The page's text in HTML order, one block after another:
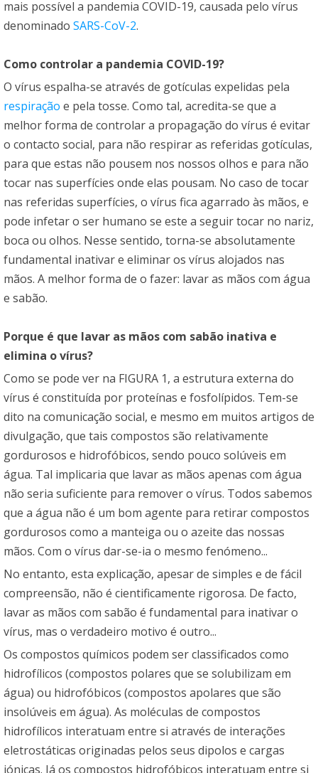
mais possível a pandemia COVID-19, causada pelo vírus
denominado SARS-CoV-2.
Como controlar a pandemia COVID-19?
O vírus espalha-se através de gotículas expelidas pela
respiração e pela tosse. Como tal, acredita-se que a
melhor forma de controlar a propagação do vírus é evitar
o contacto social, para não respirar as referidas gotículas,
para que estas não pousem nos nossos olhos e para não
tocar nas superfícies onde elas pousam. No caso de tocar
nas referidas superfícies, o vírus fica agarrado às mãos, e
pode infetar o ser humano se este a seguir tocar no nariz,
boca ou olhos. Nesse sentido, torna-se absolutamente
fundamental inativar e eliminar os vírus alojados nas
mãos. A melhor forma de o fazer: lavar as mãos com água
e sabão.
Porque é que lavar as mãos com sabão inativa e
elimina o vírus?
Como se pode ver na FIGURA 1, a estrutura externa do
vírus é constituída por proteínas e fosfolípidos. Tem-se
dito na comunicação social, e mesmo em muitos artigos de
divulgação, que tais compostos são relativamente
gordurosos e hidrofóbicos, sendo pouco solúveis em
água. Tal implicaria que lavar as mãos apenas com água
não seria suficiente para remover o vírus. Todos sabemos
que a água não é um bom agente para retirar compostos
gordurosos como a manteiga ou o azeite das nossas
mãos. Com o vírus dar-se-ia o mesmo fenómeno...
No entanto, esta explicação, apesar de simples e de fácil
compreensão, não é cientificamente rigorosa. De facto,
lavar as mãos com sabão é fundamental para inativar o
vírus, mas o verdadeiro motivo é outro...
Os compostos químicos podem ser classificados como
hidrofílicos (compostos polares que se solubilizam em
água) ou hidrofóbicos (compostos apolares que são
insolúveis em água). As moléculas de compostos
hidrofílicos interatuam entre si através de interações
eletrostáticas originadas pelos seus dipolos e cargas
iónicas. Já os compostos hidrofóbicos interatuam entre si